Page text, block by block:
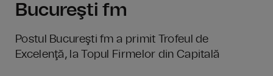
Bucureşti fm
Postul Bucureşti fm a primit Trofeul de
Excelenţă, la Topul Firmelor din Capitală